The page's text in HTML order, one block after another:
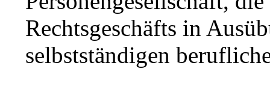
Rechtsgeschäfts in
selbstständigen